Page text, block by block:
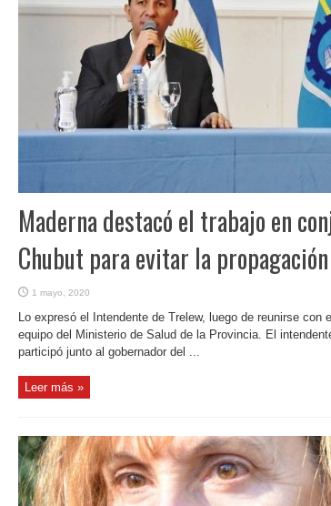
Maderna destacó el trabajo en
Chubut para evitar la
1 mayo, 2020
Lo expresó el Intendente de Trelew, luego de reunirse con
equipo del Ministerio de Salud de la Provincia. El
participó junto al gobernador del ...
Leer más »